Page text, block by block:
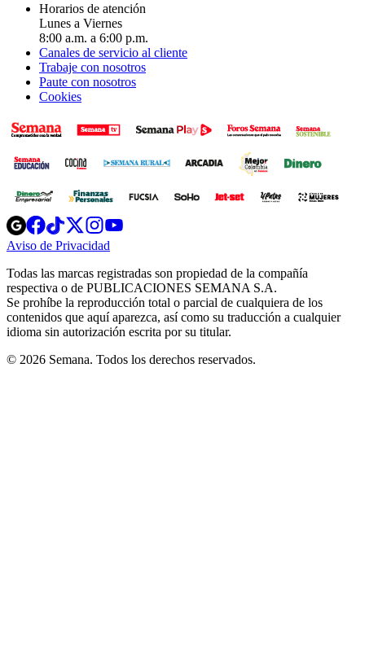
Horarios de atención
Lunes a Viernes
8:00 a.m. a 6:00 p.m.
Canales de servicio al cliente
Trabaje con nosotros
Paute con nosotros
Cookies
Opens
in
new
Opens
in
new
Opens
in
new
window
Opens
new
windowwindow
Aviso de Privacidad
new
window
Todas las marcas registradas son propiedad de la compañía
respectiva o de PUBLICACIONES SEMANA S.A.
Se prohíbe la reproducción total o parcial de cualquiera de los
contenidos que aquí aparezca, así como su traducción a cualquier
idioma sin autorización escrita por su titular.
© 2026 Semana. Todos los derechos reservados.